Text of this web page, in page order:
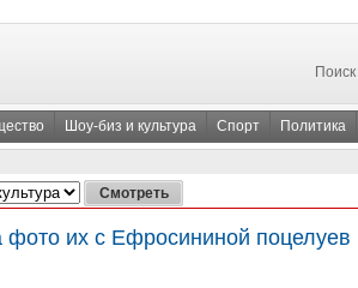
Поиск
Шоу-биз и культура Спорт Политика
их с Ефросининой поцелуев